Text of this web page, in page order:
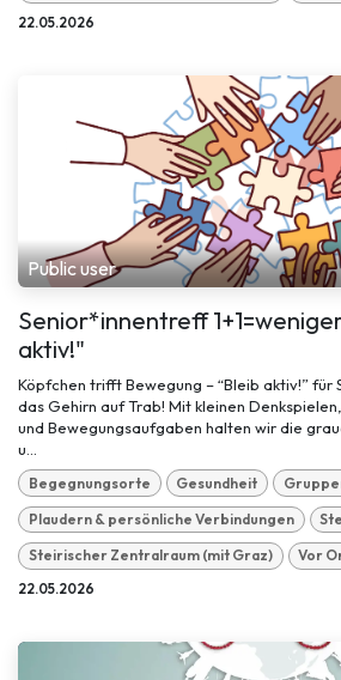
22.05.2026
Public user
Senior*innentreff
aktiv!"
Köpfchen trifft Bewegung – “Bleib aktiv!” für
das Gehirn auf Trab! Mit kleinen
und Bewegungsaufgaben halten wir die
u...
Begegnungsorte Gesundheit
Plaudern & persönliche Verbindungen
Steirischer Zentralraum (mit Graz) Vor
22.05.2026